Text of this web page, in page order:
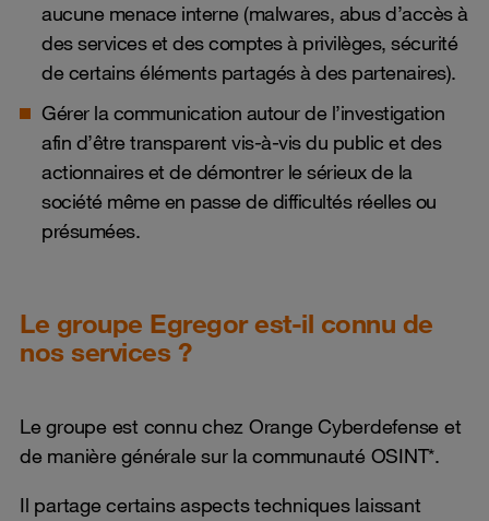
aucune menace interne (malwares, abus d’accès à
des services et des comptes à privilèges, sécurité
de certains éléments partagés à des partenaires).
Gérer la communication autour de l’investigation
afin d’être transparent vis-à-vis du public et des
actionnaires et de démontrer le sérieux de la
société même en passe de difficultés réelles ou
présumées.
Le groupe Egregor est-il connu de
nos services ?
Le groupe est connu chez Orange Cyberdefense et
de manière générale sur la communauté OSINT*.
Il partage certains aspects techniques laissant